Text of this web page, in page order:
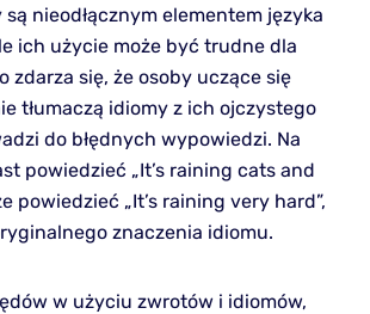
nieodłącznym elementem języka
ich użycie może być trudne dla
zdarza się, że osoby uczące się
tłumaczą idiomy z ich ojczystego
do błędnych wypowiedzi. Na
powiedzieć „It’s raining cats and
powiedzieć „It’s raining very hard”,
znaczenia idiomu.
w użyciu zwrotów i idiomów,